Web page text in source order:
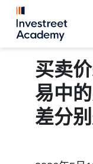
买卖
易中
差分